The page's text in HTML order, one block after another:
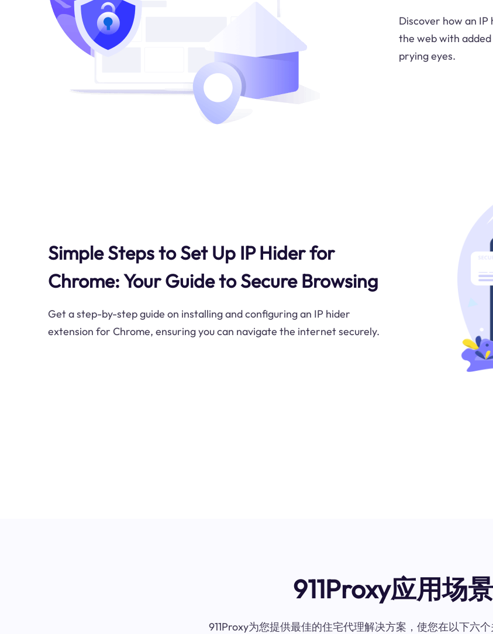
Discover how an
the web with
prying eyes.
Simple Steps to Set Up IP Hider for
Chrome: Your Guide to Secure Browsing
Get a step-by-step guide on installing and configuring an IP hider
extension for Chrome, ensuring you can navigate the internet securely.
911Proxy应用场景
911Proxy为您提供最佳的住宅代理解决方案，使您在以下六